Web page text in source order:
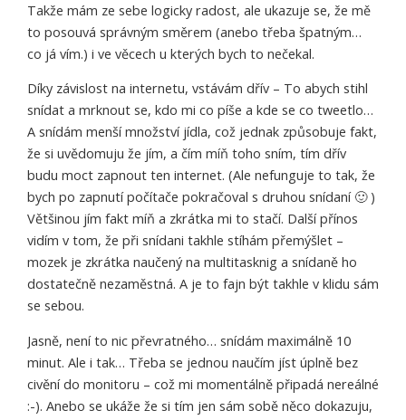
Takže mám ze sebe logicky radost, ale ukazuje se, že mě
to posouvá správným směrem (anebo třeba špatným…
co já vím.) i ve věcech u kterých bych to nečekal.
Díky závislost na internetu, vstávám dřív – To abych stihl
snídat a mrknout se, kdo mi co píše a kde se co tweetlo…
A snídám menší množství jídla, což jednak způsobuje fakt,
že si uvědomuju že jím, a čím míň toho sním, tím dřív
budu moct zapnout ten internet. (Ale nefunguje to tak, že
bych po zapnutí počítače pokračoval s druhou snídaní 🙂 )
Většinou jím fakt míň a zkrátka mi to stačí. Další přínos
vidím v tom, že při snídani takhle stíhám přemýšlet –
mozek je zkrátka naučený na multitasknig a snídaně ho
dostatečně nezaměstná. A je to fajn být takhle v klidu sám
se sebou.
Jasně, není to nic převratného… snídám maximálně 10
minut. Ale i tak… Třeba se jednou naučím jíst úplně bez
civění do monitoru – což mi momentálně připadá nereálné
:-). Anebo se ukáže že si tím jen sám sobě něco dokazuju,